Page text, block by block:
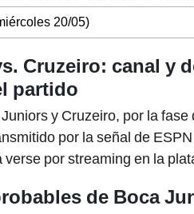
20/05)
Cruzeiro: canal y
partido
y Cruzeiro, por la fase
por la señal de
verse por streaming en la
de Boca